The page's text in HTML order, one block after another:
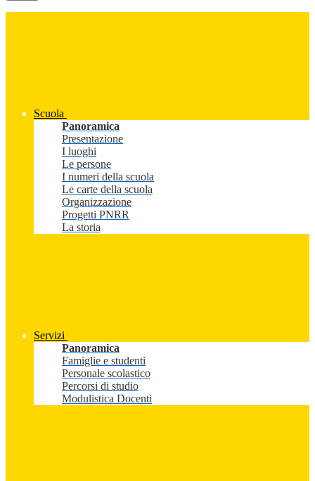
Scuola
Panoramica
Presentazione
I luoghi
Le persone
I numeri della scuola
Le carte della scuola
Organizzazione
Progetti PNRR
La storia
Servizi
Panoramica
Famiglie e studenti
Personale scolastico
Percorsi di studio
Modulistica Docenti